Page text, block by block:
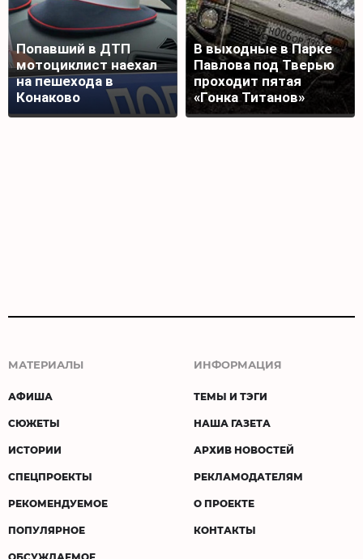
Попавший в ДТП
мотоциклист наехал
на пешехода в
Конаково
В выходные в Парке
Павлова под Тверью
проходит пятая
«Гонка Титанов»
МАТЕРИАЛЫ
АФИША
СЮЖЕТЫ
ИСТОРИИ
СПЕЦПРОЕКТЫ
РЕКОМЕНДУЕМОЕ
ПОПУЛЯРНОЕ
ИНФОРМАЦИЯ
ТЕМЫ И ТЭГИ
НАША ГАЗЕТА
АРХИВ НОВОСТЕЙ
РЕКЛАМОДАТЕЛЯМ
О ПРОЕКТЕ
КОНТАКТЫ